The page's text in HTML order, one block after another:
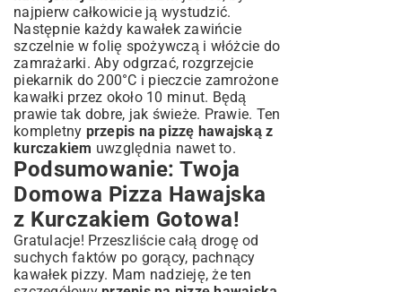
najpierw całkowicie ją wystudzić.
Następnie każdy kawałek zawińcie
szczelnie w folię spożywczą i włóżcie do
zamrażarki. Aby odgrzać, rozgrzejcie
piekarnik do 200°C i pieczcie zamrożone
kawałki przez około 10 minut. Będą
prawie tak dobre, jak świeże. Prawie. Ten
kompletny przepis na pizzę hawajską z
kurczakiem uwzględnia nawet to.
Podsumowanie: Twoja
Domowa Pizza Hawajska
z Kurczakiem Gotowa!
Gratulacje! Przeszliście całą drogę od
suchych faktów po gorący, pachnący
kawałek pizzy. Mam nadzieję, że ten